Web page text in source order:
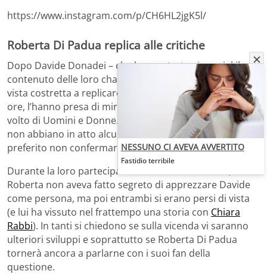
https://www.instagram.com/p/CH6HL2jgK5l/
Roberta Di Padua replica alle critiche
Dopo Davide Donadei – che ha mostrato via social il
contenuto delle loro chat – anche Roberta Di Padua si è
vista costretta a replicare contro i tanti che, in queste
ore, l’hanno presa di mira per l’incontro avuto con l’ex
volto di Uomini e Donne. Per adesso sembra che i due
non abbiano in atto alcuna liaison o, almeno, hanno
preferito non confermarlo.
Durante la loro partecipazione a Uomini e Donne,
Roberta non aveva fatto segreto di apprezzare Davide
come persona, ma poi entrambi si erano persi di vista
(e lui ha vissuto nel frattempo una storia con Chiara
Rabbi). In tanti si chiedono se sulla vicenda vi saranno
ulteriori sviluppi e soprattutto se Roberta Di Padua
tornerà ancora a parlarne con i suoi fan della
questione.
NESSUNO CI AVEVA AVVERTITO
Fastidio terribile